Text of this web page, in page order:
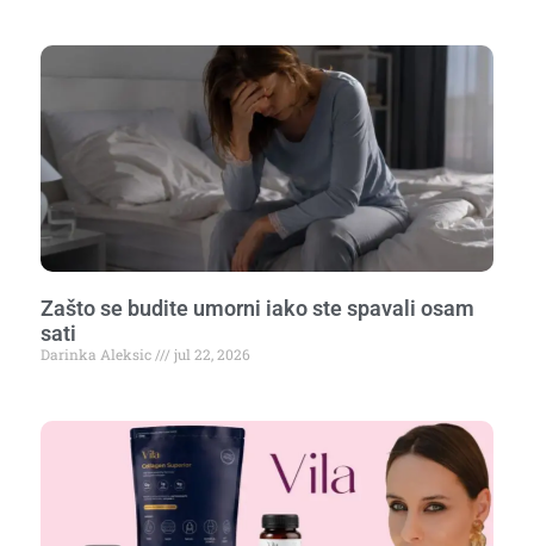
Zašto se budite umorni iako ste spavali osam
sati
Darinka Aleksic jul 22, 2026